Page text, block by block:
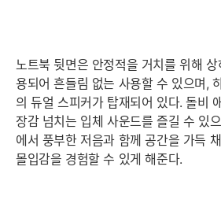
노트북 뒷면은 안정적을 거치를 위해
용되어 흔들림 없는 사용할 수 있으며,
의 듀얼 스피커가 탑재되어 있다. 돌비
장감 넘치는 입체 사운드를 즐길 수 있
에서 풍부한 저음과 함께 공간을 가득
몰입감을 경험할 수 있게 해준다.